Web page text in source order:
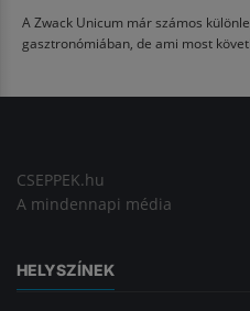
A Zwack Unicum már számos
gasztronómiában, de ami most
CSEPPEK.hu
A mindennapi média
HELYSZÍNEK